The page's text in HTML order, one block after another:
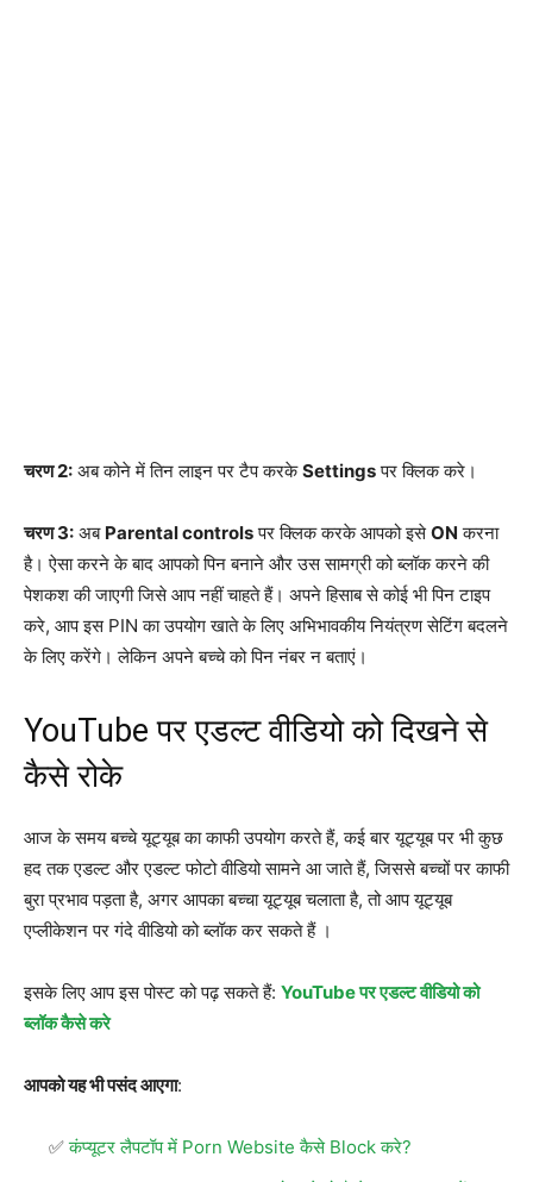
चरण 2: अब कोने में तिन लाइन पर टैप करकेSettingsपर क्लिक करे।
चरण 3: अब Parental controlsपर क्लिक करके आपको इसेON करना
है। ऐसा करने के बाद आपको पिन बनाने और उस सामग्री को ब्लॉक करने की
पेशकश की जाएगी जिसे आप नहीं चाहते हैं। अपने हिसाब से कोई भी पिन टाइप
करे, आप इस PIN का उपयोग खाते के लिए अभिभावकीय नियंत्रण सेटिंग बदलने
के लिए करेंगे। लेकिन अपने बच्चे को पिन नंबर न बताएं।
YouTube पर एडल्ट वीडियो को दिखने से
कैसे रोके
आज के समय बच्चे यूट्यूब का काफी उपयोग करते हैं, कई बार यूट्यूब पर भी कुछ
हद तक एडल्ट और एडल्ट फोटो वीडियो सामने आ जाते हैं, जिससे बच्चों पर काफी
बुरा प्रभाव पड़ता है, अगर आपका बच्चा यूट्यूब चलाता है, तो आप यूट्यूब
एप्लीकेशन पर गंदे वीडियो को ब्लॉक कर सकते हैं ।
इसके लिए आप इस पोस्ट को पढ़ सकते हैं: YouTube पर एडल्ट वीडियो को
ब्लॉक कैसे करे
आपको यह भी पसंद आएगा:
कंप्यूटर लैपटॉप में Porn Website कैसे Block करे?